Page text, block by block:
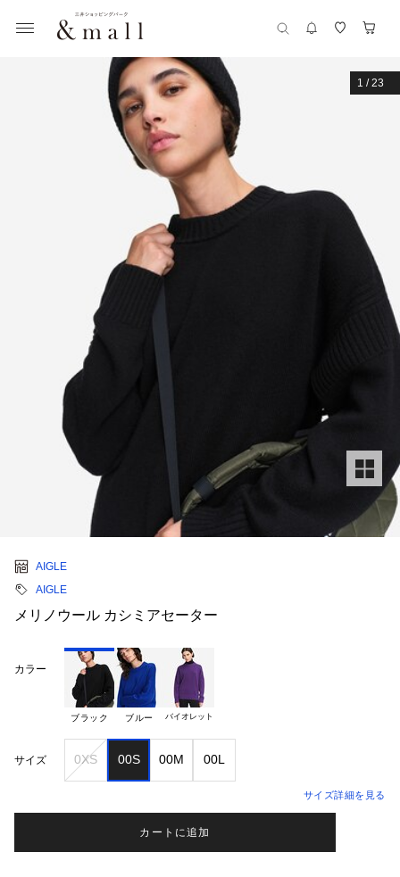
1 /23
AIGLE
AIGLE
メリノウール カシミアセーター
カラー
ブラック ブルー バイオレット
サイズ 0XS 00S 00M 00L
サイズ詳細を見る
カートに追加